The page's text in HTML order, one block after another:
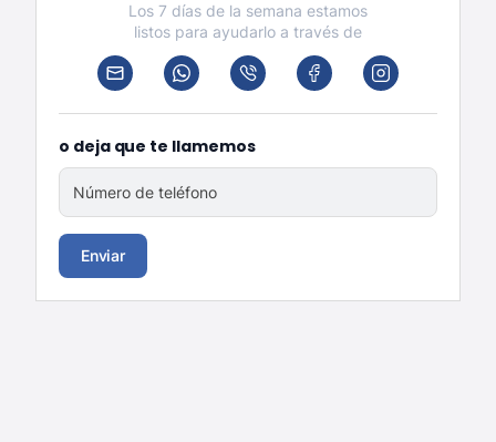
Los 7 días de la semana estamos
listos para ayudarlo a través de
o deja que te llamemos
Número de teléfono
Enviar